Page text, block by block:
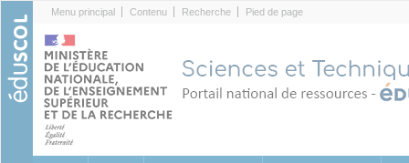
Menu principal Contenu Recherche Pied de page